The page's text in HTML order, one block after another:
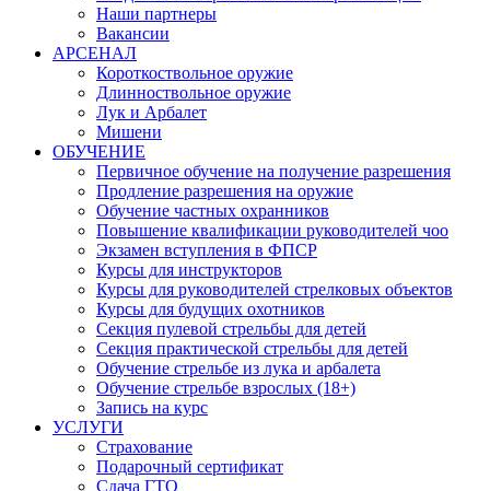
Наши партнеры
Вакансии
АРСЕНАЛ
Короткоствольное оружие
Длинноствольное оружие
Лук и Арбалет
Мишени
ОБУЧЕНИЕ
Первичное обучение на получение разрешения
Продление разрешения на оружие
Обучение частных охранников
Повышение квалификации руководителей чоо
Экзамен вступления в ФПСР
Курсы для инструкторов
Курсы для руководителей стрелковых объектов
Курсы для будущих охотников
Секция пулевой стрельбы для детей
Секция практической стрельбы для детей
Обучение стрельбе из лука и арбалета
Обучение стрельбе взрослых (18+)
Запись на курс
УСЛУГИ
Страхование
Подарочный сертификат
Сдача ГТО